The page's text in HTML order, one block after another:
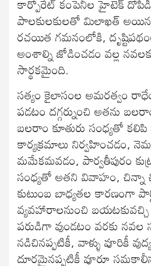
పాలకులకులతో మిలాఖత్
రచయిత గమనంలోకి,
అంశాల్ని జోడించడం వల్ల
సార్థకమైంది.
సత్యం కైలాసంల అమరత్వం
పడటం దగ్గర్నుంచి అతను
బలరాం కూతురు సంధ్యతో
కార్యక్రమాలు నిర్వహించడం,
మమేకమవడం, పార్వతీపురం
సంధ్యతో అతని వివాహం, చిన్నా
కుటుంబ బాధ్యతల కారణంగా
వ్యవహారాలనుంచి
పరుడిగా వుండటం వరకు
నడిచినప్పటికీ, వాళ్ళు వూరికీ
దూరమైనప్పటికీ వూరూ